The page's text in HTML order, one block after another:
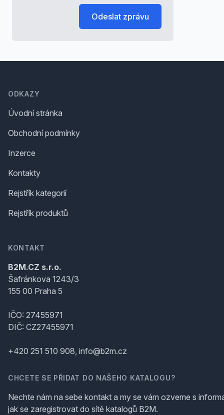
Odeslat zprávu
ODKAZY
Úvodní stránka
Obchodní podmínky
Inzerce
Kontakty
Rejstřík kategorií
Rejstřík produktů
KONTAKT
B2M.CZ s.r.o.
Šafránkova 1243/3
155 00 Praha 5
IČO: 27455971
DIČ: CZ27455971
+420 251 510 908, info@b2m.cz
CHCETE SE PŘIDAT DO NAŠEHO KATALOGU?
Nechte nám na sebe kontakt a my se vám ozveme s
jak se zaregistrovat do sítě katalogů B2M.